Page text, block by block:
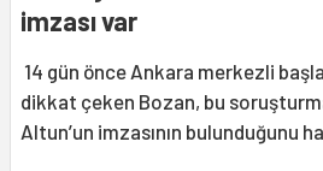
imzası var
14 gün önce Ankara merkezli
dikkat çeken Bozan, bu
Altun’un imzasının bulunduğunu